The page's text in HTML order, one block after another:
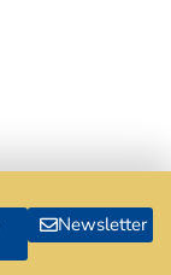
Newsletter